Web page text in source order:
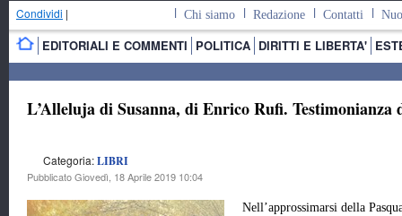
Condividi | Chi siamo Redazione Contatti
EDITORIALI E COMMENTI POLITICA DIRITTI E LIBERTA'
L’Alleluja di Susanna, di Enrico Rufi. Testimonianza
Categoria:LIBRI
Pubblicato Giovedì, 18 Aprile 2019 10:04
Nell’approssimarsi della